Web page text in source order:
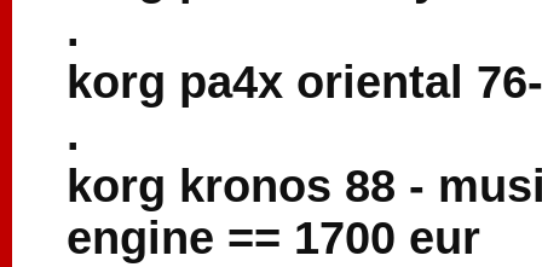
.
korg pa4x oriental
.
korg kronos 88 -
engine == 1700 eur